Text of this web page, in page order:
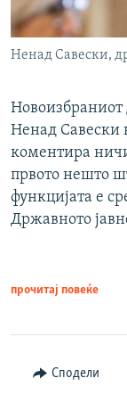
Ненад Савески,
Новоизбраниот
Ненад Савески
коментира
првото нешто
функцијата е
Државното
прочитај повеќе
Сподели